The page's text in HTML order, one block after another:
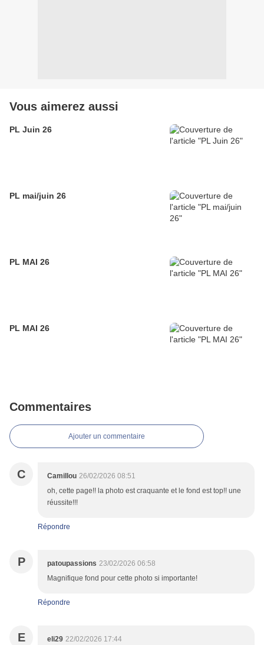
Vous aimerez aussi
PL Juin 26
PL mai/juin 26
PL MAI 26
PL MAI 26
Commentaires
Ajouter un commentaire
C Camillou 26/02/2026 08:51
oh, cette page!! la photo est craquante et le fond est top!! une
réussite!!!
Répondre
P patoupassions 23/02/2026 06:58
Magnifique fond pour cette photo si importante!
Répondre
E eli29 22/02/2026 17:44